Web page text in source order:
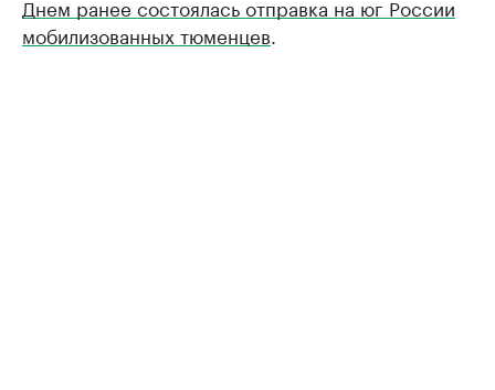
Днем ранее состоялась отправка на юг России
мобилизованных тюменцев